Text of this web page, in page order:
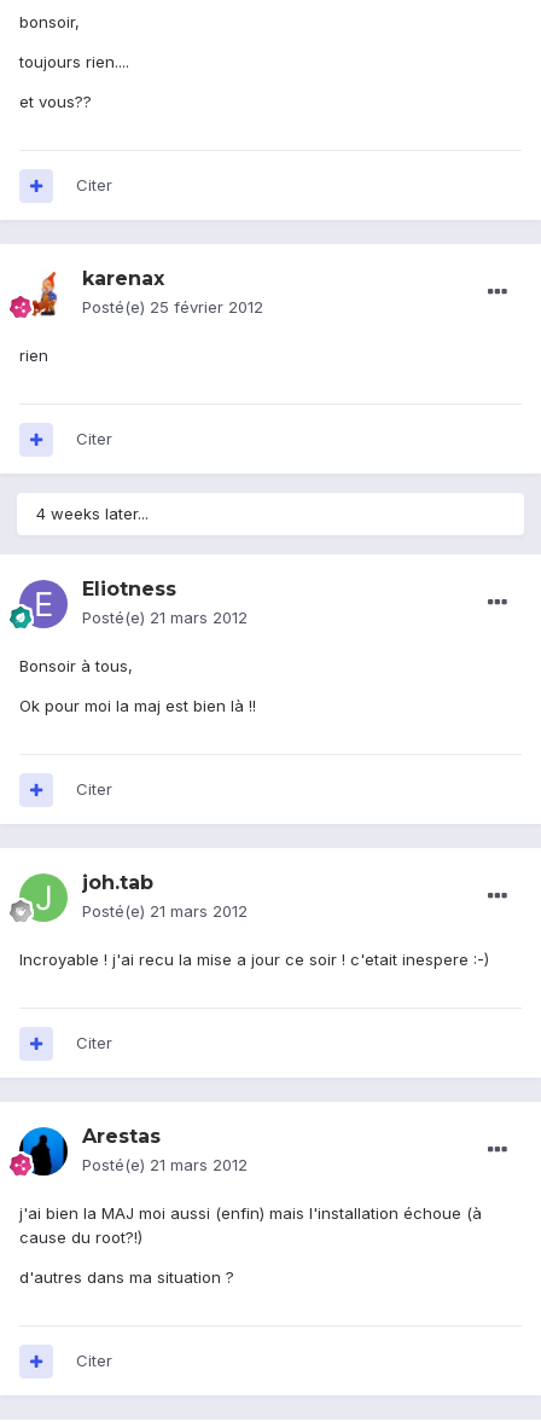
bonsoir,
toujours rien....
et vous??
Citer
karenax
Posté(e) 25 février 2012
rien
Citer
4 weeks later...
Eliotness
Posté(e) 21 mars 2012
Bonsoir à tous,
Ok pour moi la maj est bien là !!
Citer
joh.tab
Posté(e) 21 mars 2012
Incroyable ! j'ai recu la mise a jour ce soir ! c'etait inespere :-)
Citer
Arestas
Posté(e) 21 mars 2012
j'ai bien la MAJ moi aussi (enfin) mais l'installation échoue (à
cause du root?!)
d'autres dans ma situation ?
Citer